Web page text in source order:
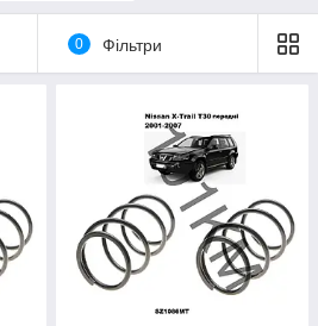
0 Фільтри